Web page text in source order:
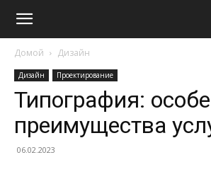
Домой Дизайн
Дизайн Проектирование
Типография:
преимущества
06.02.2023